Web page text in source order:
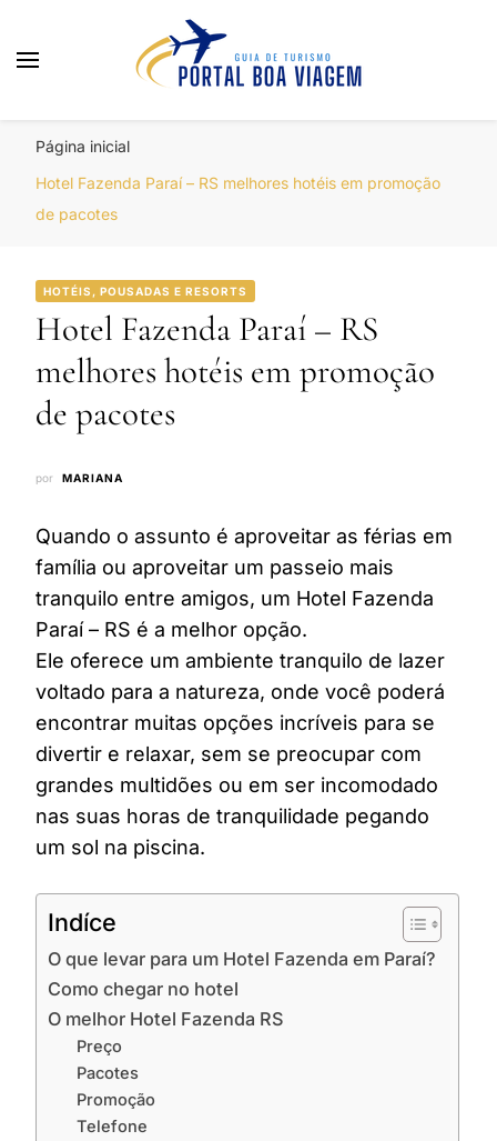
Página inicial
Hotel Fazenda Paraí – RS melhores hotéis em promoção
de pacotes
HOTÉIS, POUSADAS E RESORTS
Hotel Fazenda Paraí – RS
melhores hotéis em promoção
de pacotes
por MARIANA
Quando o assunto é aproveitar as férias em
família ou aproveitar um passeio mais
tranquilo entre amigos, um Hotel Fazenda
Paraí – RS é a melhor opção.
Ele oferece um ambiente tranquilo de lazer
voltado para a natureza, onde você poderá
encontrar muitas opções incríveis para se
divertir e relaxar, sem se preocupar com
grandes multidões ou em ser incomodado
nas suas horas de tranquilidade pegando
um sol na piscina.
Indíce
O que levar para um Hotel Fazenda em Paraí?
Como chegar no hotel
O melhor Hotel Fazenda RS
Preço
Pacotes
Promoção
Telefone